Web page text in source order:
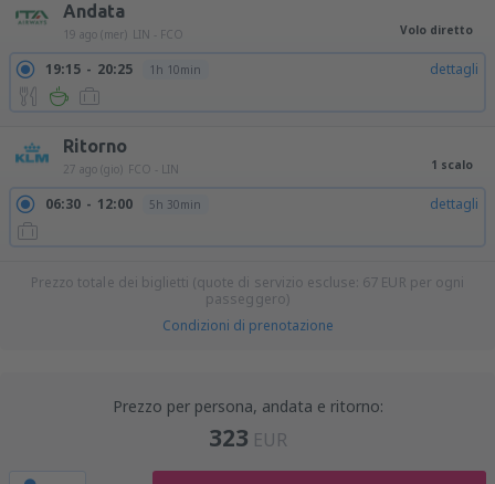
Andata
19 ago (mer) LIN - FCO Volo diretto
19:15 20:25 1h 10min dettagli
Ritorno
27 ago (gio) FCO - LIN 1 scalo
06:30 12:00 5h 30min dettagli
Prezzo totale dei biglietti (quote di servizio escluse: 67 EUR per ogni
passeggero)
Condizioni di prenotazione
Prezzo per persona, andata e ritorno:
323 EUR